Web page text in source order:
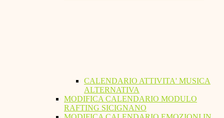
CALENDARIO ATTIVITA' MUSICA
ALTERNATIVA
MODIFICA CALENDARIO MODULO
RAFTING SICIGNANO